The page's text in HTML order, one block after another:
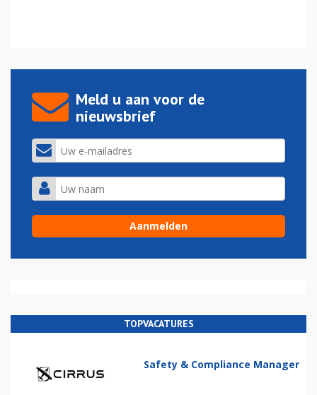
Meld u aan voor de
nieuwsbrief
TOPVACATURES
Safety & Compliance Manager